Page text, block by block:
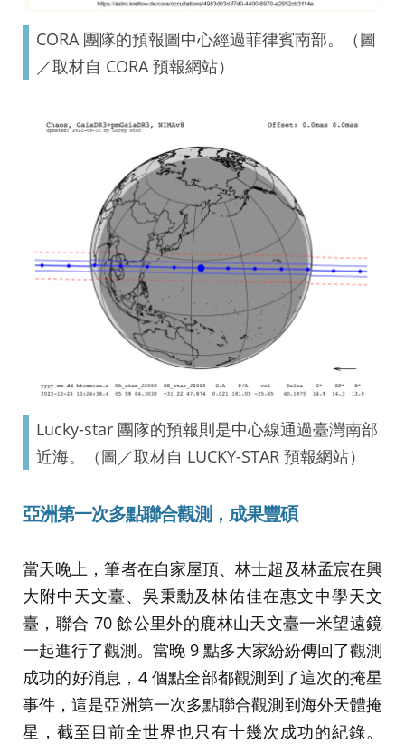
CORA 團隊的預報圖中心經過菲律賓南部。（圖
／取材自 CORA 預報網站）
Lucky-star 團隊的預報則是中心線通過臺灣南部
近海。（圖／取材自 LUCKY-STAR 預報網站）
亞洲第一次多點聯合觀測 ，成果豐碩
當天晚上，筆者在自家屋頂、林士超及林孟宸在興
大附中天文臺、吳秉勳及林佑佳在惠文中學天文
臺，聯合 70 餘公里外的鹿林山天文臺一米望遠鏡
一起進行了觀測。當晚 9 點多大家紛紛傳回了觀測
成功的好消息，4 個點全部都觀測到了這次的掩星
事件，這是亞洲第一次多點聯合觀測到海外天體掩
星，截至目前全世界也只有十幾次成功的紀錄。